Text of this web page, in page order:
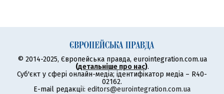
© 2014-2025, Європейська правда, eurointegration.com.ua
(детальніше про нас).
Суб'єкт у сфері онлайн-медіа; ідентифікатор медіа – R40-
02162.
E-mail редакції: editors@eurointegration.com.ua